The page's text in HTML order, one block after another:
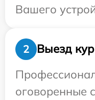
Вашего
2
Выезд
оговоренные